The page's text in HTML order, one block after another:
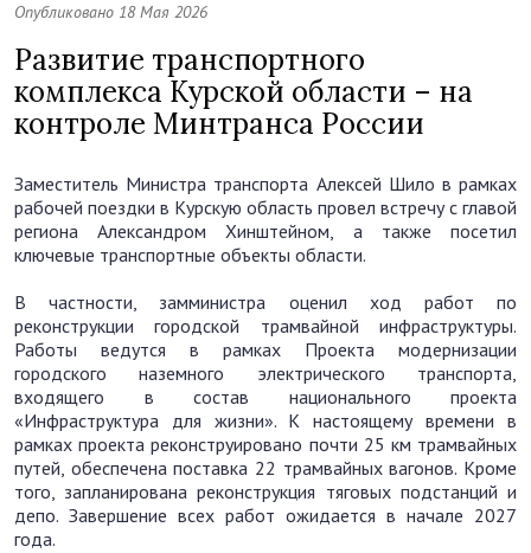
Опубликовано 18 Мая 2026
Развитие транспортного
комплекса Курской области – на
контроле Минтранса России
Заместитель Министра транспорта Алексей Шило в рамках
рабочей поездки в Курскую область провел встречу с главой
региона Александром Хинштейном, а также посетил
ключевые транспортные объекты области.
В частности, замминистра оценил ход работ по
реконструкции городской трамвайной инфраструктуры.
Работы ведутся в рамках Проекта модернизации
городского наземного электрического транспорта,
входящего в состав национального проекта
«Инфраструктура для жизни». К настоящему времени в
рамках проекта реконструировано почти 25 км трамвайных
путей, обеспечена поставка 22 трамвайных вагонов. Кроме
того, запланирована реконструкция тяговых подстанций и
депо. Завершение всех работ ожидается в начале 2027
года.